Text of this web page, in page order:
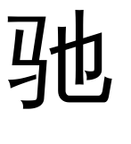
驰